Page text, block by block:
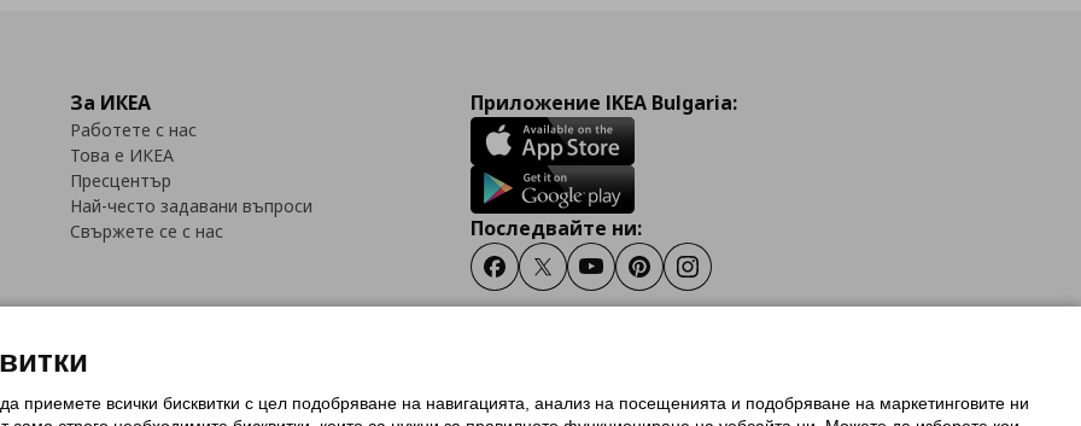
За ИКЕА
Работете с нас
Това е ИКЕА
Пресцентър
Най-често задавани въпроси
Свържете се с нас
Приложение IKEA Bulgaria:
Последвайте ни:
FacebookTwitterYoutubePinterestInstagram
(Cookies)Избор на настройки за използване на бисквиткиУсловия за ползване на ikea.bg
приемете всички бисквитки с цел подобряване на навигацията, анализ на посещенията и подобряване на маркетинговите ни